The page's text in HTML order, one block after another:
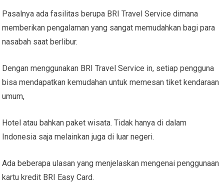
Pasalnya ada fasilitas berupa BRI Travel Service dimana
memberikan pengalaman yang sangat memudahkan bagi para
nasabah saat berlibur.
Dengan menggunakan BRI Travel Service in, setiap pengguna
bisa mendapatkan kemudahan untuk memesan tiket kendaraan
umum,
Hotel atau bahkan paket wisata. Tidak hanya di dalam
Indonesia saja melainkan juga di luar negeri.
Ada beberapa ulasan yang menjelaskan mengenai penggunaan
kartu kredit BRI Easy Card.